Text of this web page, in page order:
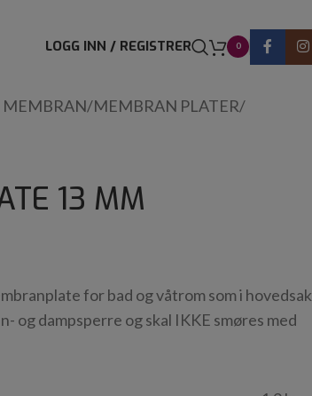
LOGG INN / REGISTRER 0
MEMBRAN/MEMBRAN PLATER/
13 MM
for bad og våtrom som i hovedsak
og dampsperre og skal IKKE smøres med